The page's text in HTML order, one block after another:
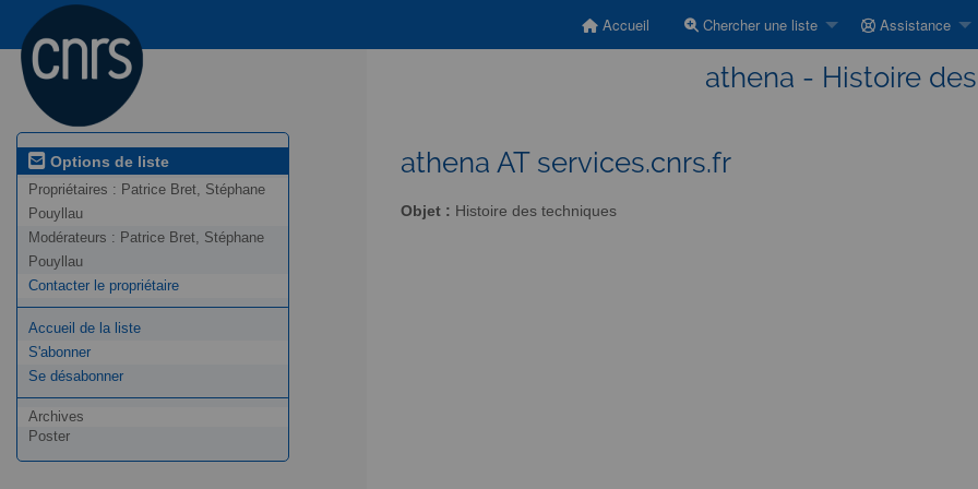
Accueil Chercher une liste Assistance
athena - Histoire
Options de liste
Propriétaires : Patrice Bret, Stéphane
Pouyllau
Modérateurs : Patrice Bret, Stéphane
Pouyllau
Contacter le propriétaire
Accueil de la liste
S'abonner
Se désabonner
Archives
Poster
athena AT services.cnrs.fr
Objet : Histoire des techniques